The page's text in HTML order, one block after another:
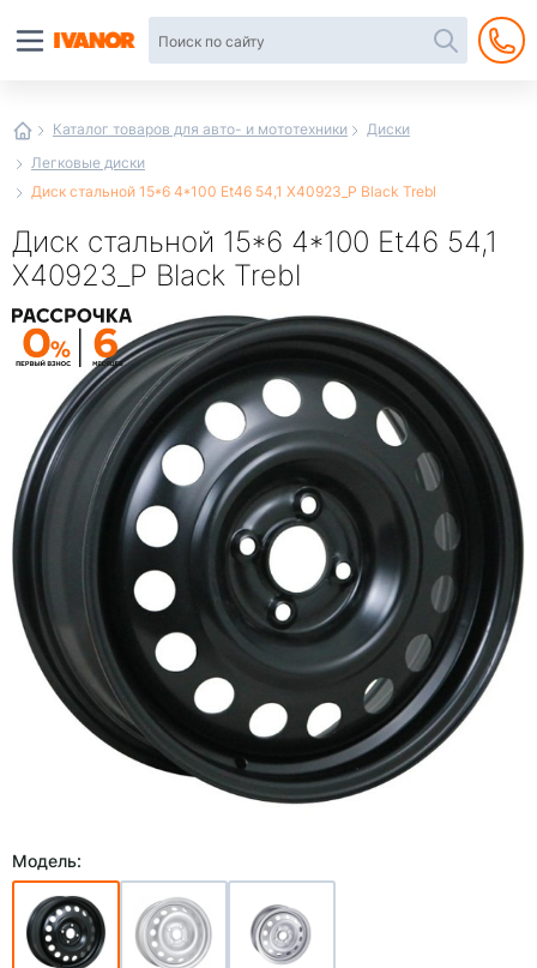
Каталог товаров для авто- и мототехники
Диски
Легковые диски
Диск стальной 15*6 4*100 Et46 54,1 X40923_P Black Trebl
Диск стальной 15*6 4*100 Et46 54,1
X40923_P Black Trebl
Модель:
интернет-